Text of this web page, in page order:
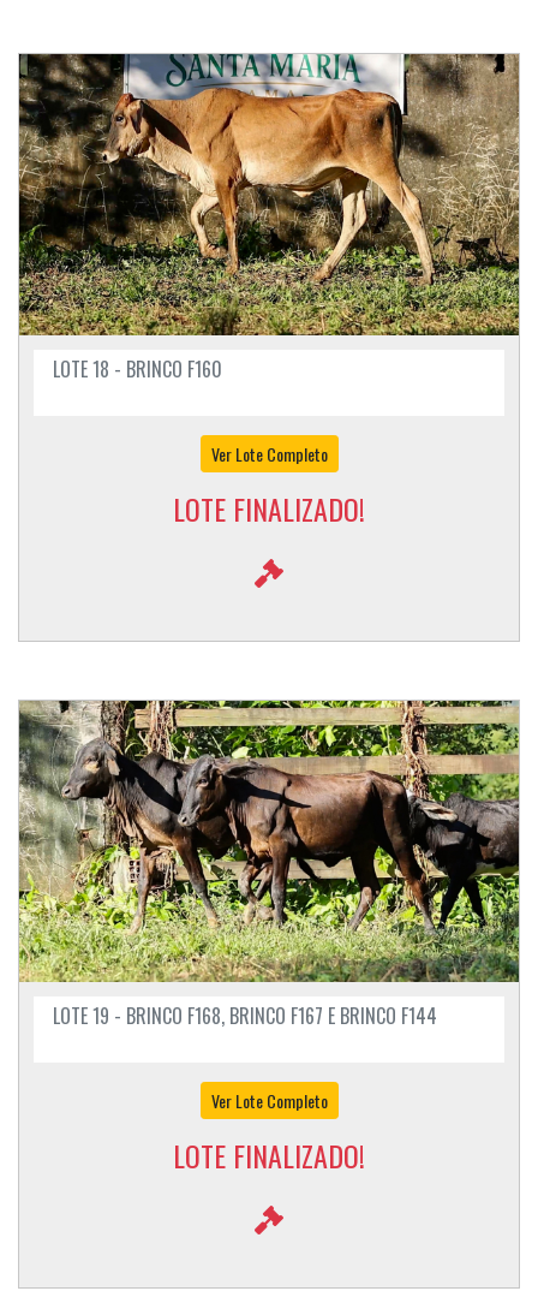
LOTE 18 - BRINCO F160
Ver Lote Completo
LOTE FINALIZADO!
LOTE 19 - BRINCO F168, BRINCO F167 E BRINCO F144
Ver Lote Completo
LOTE FINALIZADO!